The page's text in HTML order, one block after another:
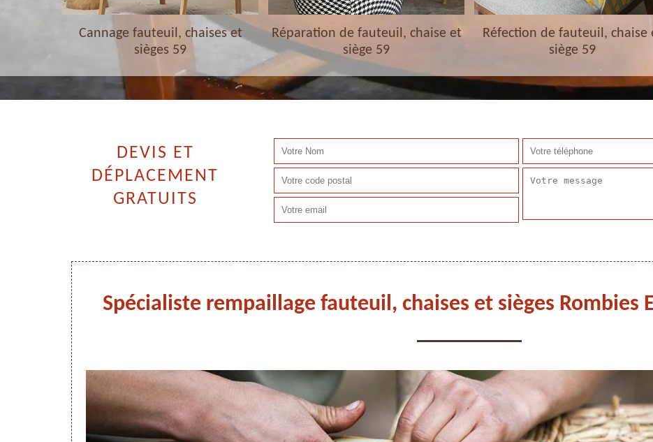
Cannage fauteuil, chaises et
sièges 59
Réparation de fauteuil, chaise et
siège 59
Réfection de fauteuil, chaise
siège 59
DEVIS ET
DÉPLACEMENT
GRATUITS
Spécialiste rempaillage fauteuil, chaises et sièges Rombies